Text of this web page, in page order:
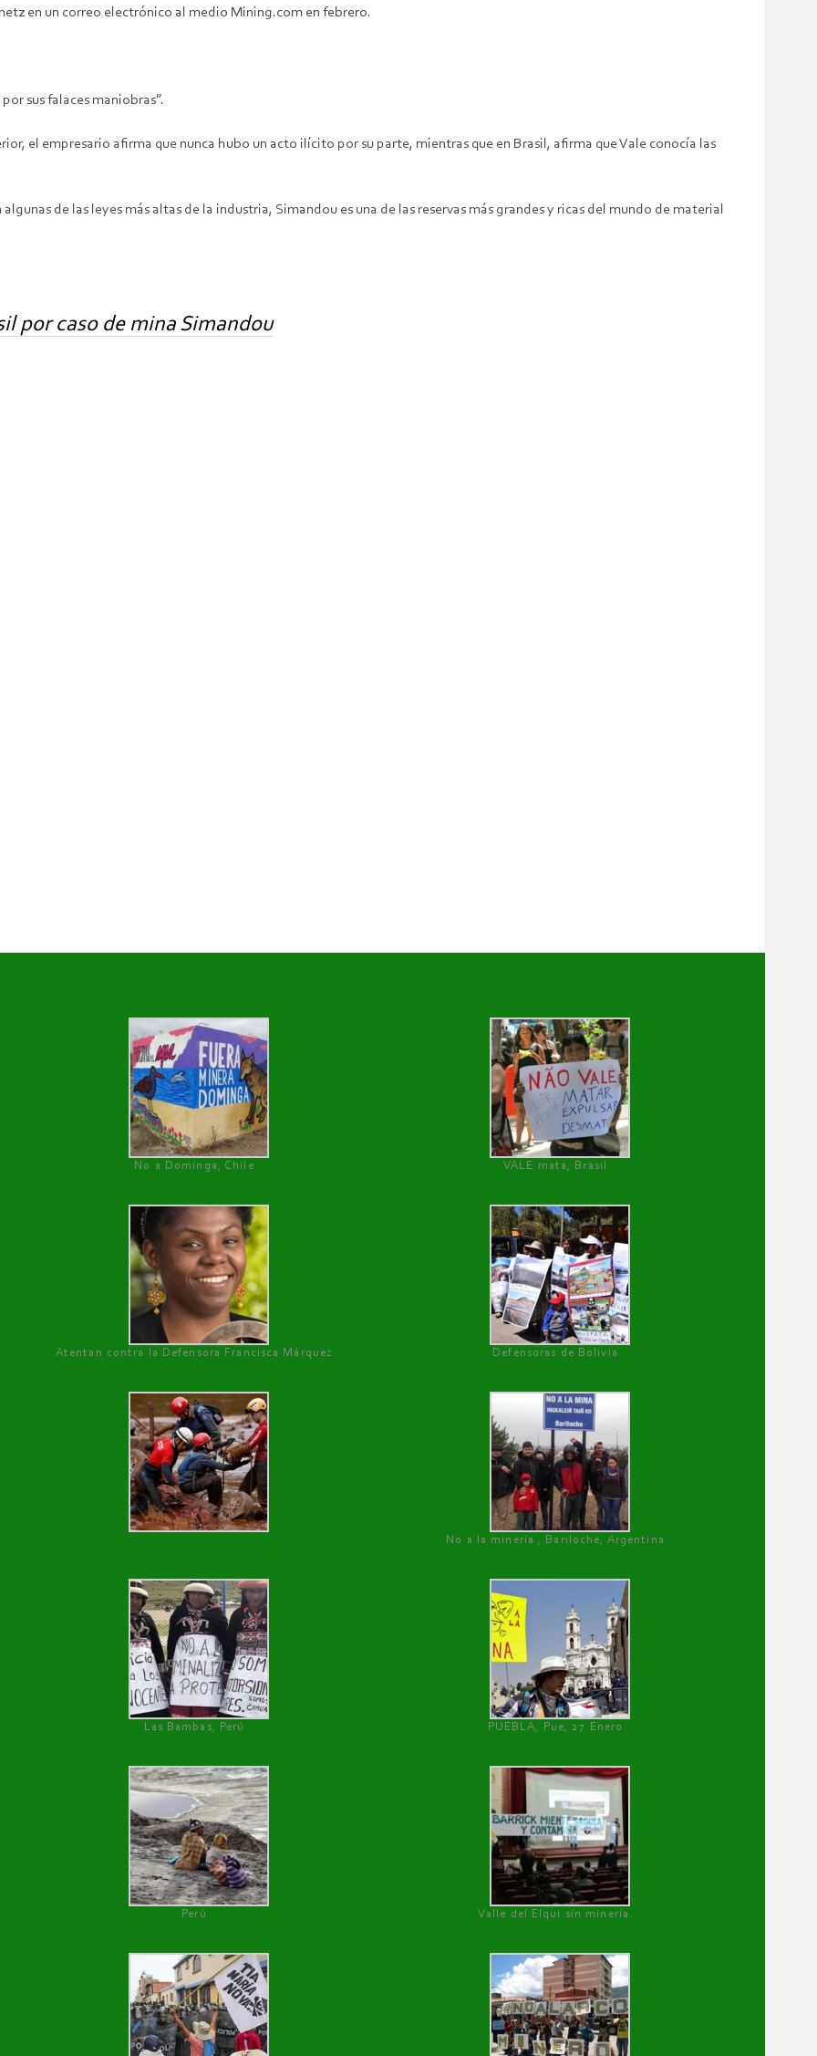
en un correo electrónico al medio Mining.com en febrero.
sus falaces maniobras”.
el empresario afirma que nunca hubo un acto ilícito por su parte, mientras que en Brasil, afirma que Vale conocía las
de las leyes más altas de la industria, Simandou es una de las reservas más grandes y ricas del mundo de material
por caso de mina Simandou
No a Dominga, Chile
VALE mata, Brasil
Atentan contra la Defensora Francisca Márquez Defensoras de Bolivia
No a la minería , Bariloche, Argentina
Las Bambas, Perú PUEBLA, Pue, 27 Enero
Perú Valle del Elqui sin minería.